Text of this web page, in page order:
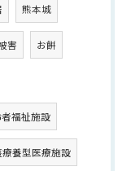
熊本城
害 お餅
福祉施設
療養型医療施設